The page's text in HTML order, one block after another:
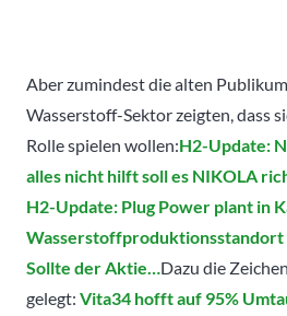
Aber zumindest die alten
Wasserstoff-Sektor zeigten, dass
Rolle spielen wollen:H2-Update:
alles nicht hilft soll es NIKOLA
H2-Update: Plug Power plant in
Sollte der Aktie…Dazu die
gelegt: Vita34 hofft auf 95%